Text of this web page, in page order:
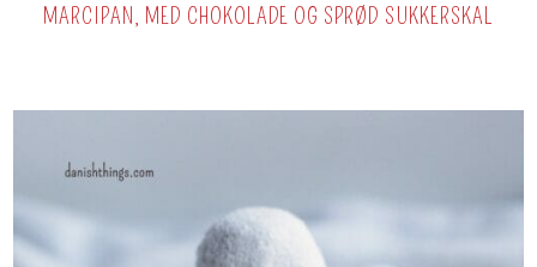
MARCIPAN, MED CHOKOLADE OG SPRØD SUKKERSKAL